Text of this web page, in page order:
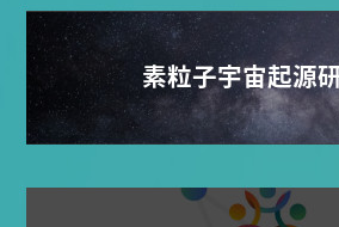
素粒子宇宙起源